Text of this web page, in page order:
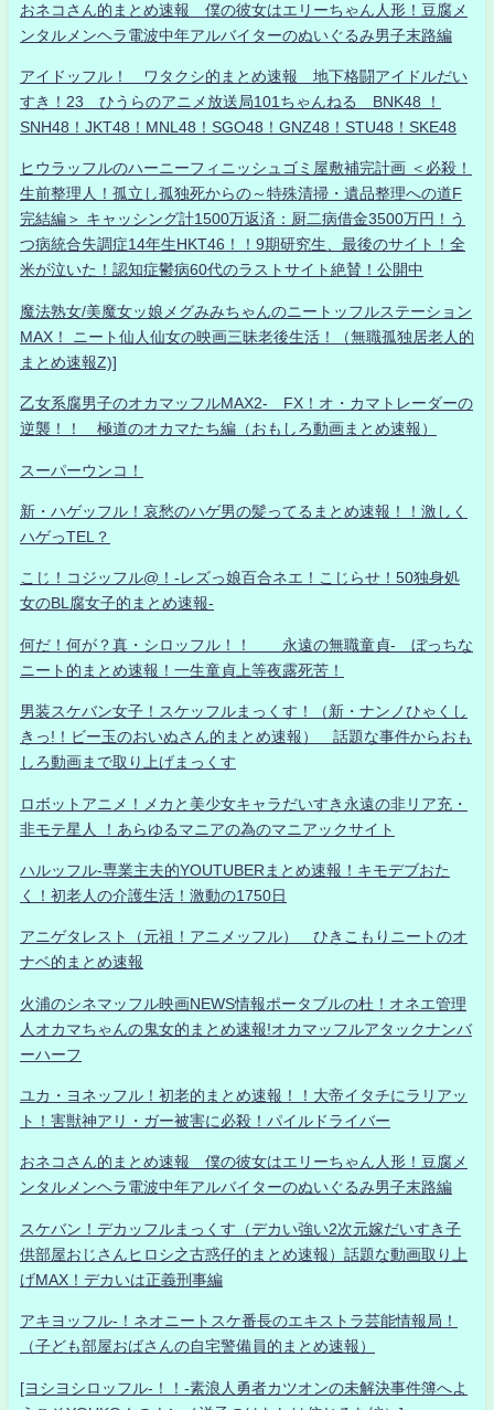
おネコさん的まとめ速報 僕の彼女はエリーちゃん人形！豆腐メ
ンタルメンヘラ電波中年アルバイターのぬいぐるみ男子末路編
アイドッフル！ ワタクシ的まとめ速報 地下格闘アイドルだい
すき！23 ひうらのアニメ放送局101ちゃんねる BNK48 ！
SNH48！JKT48！MNL48！SGO48！GNZ48！STU48！SKE48
ヒウラッフルのハーニーフィニッシュゴミ屋敷補完計画 ＜必殺！
生前整理人！孤立し孤独死からの～特殊清掃・遺品整理への道F
完結編＞ キャッシング計1500万返済：厨二病借金3500万円！う
つ病統合失調症14年生HKT46！！9期研究生、最後のサイト！全
米が泣いた！認知症鬱病60代のラストサイト絶賛！公開中
魔法熟女/美魔女ッ娘メグみみちゃんのニートッフルステーション
MAX！ ニート仙人仙女の映画三昧老後生活！（無職孤独居老人的
まとめ速報Z)]
乙女系腐男子のオカマッフルMAX2- FX！オ・カマトレーダーの
逆襲！！ 極道のオカマたち編（おもしろ動画まとめ速報）
スーパーウンコ！
新・ハゲッフル！哀愁のハゲ男の髪ってるまとめ速報！！激しく
ハゲっTEL？
こじ！コジッフル@！-レズっ娘百合ネエ！こじらせ！50独身処
女のBL腐女子的まとめ速報-
何だ！何が？真・シロッフル！！ 永遠の無職童貞- ぼっちな
ニート的まとめ速報！一生童貞上等夜露死苦！
男装スケバン女子！スケッフルまっくす！（新・ナンノひゃくし
きっ!！ビー玉のおいぬさん的まとめ速報） 話題な事件からおも
しろ動画まで取り上げまっくす
ロボットアニメ！メカと美少女キャラだいすき永遠の非リア充・
非モテ星人 ！あらゆるマニアの為のマニアックサイト
ハルッフル-専業主夫的YOUTUBERまとめ速報！キモデブおた
く！初老人の介護生活！激動の1750日
アニゲタレスト（元祖！アニメッフル） ひきこもりニートのオ
ナベ的まとめ速報
火浦のシネマッフル映画NEWS情報ポータブルの杜！オネエ管理
人オカマちゃんの鬼女的まとめ速報!オカマッフルアタックナンバ
ーハーフ
ユカ・ヨネッフル！初老的まとめ速報！！大帝イタチにラリアッ
ト！害獣神アリ・ガー被害に必殺！パイルドライバー
おネコさん的まとめ速報 僕の彼女はエリーちゃん人形！豆腐メ
ンタルメンヘラ電波中年アルバイターのぬいぐるみ男子末路編
スケバン！デカッフルまっくす（デカい強い2次元嫁だいすき子
供部屋おじさんヒロシ之古惑仔的まとめ速報）話題な動画取り上
げMAX！デカいは正義刑事編
アキヨッフル-！ネオニートスケ番長のエキストラ芸能情報局！
（子ども部屋おばさんの自宅警備員的まとめ速報）
[ヨシヨシロッフル-！！-素浪人勇者カツオンの未解決事件簿へよ